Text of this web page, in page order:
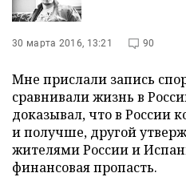
30 марта 2016, 13:21 90
Мне прислали запись
сравнивали жизнь в
доказывал, что в России
и получше, другой
жителями России и
финансовая пропасть.